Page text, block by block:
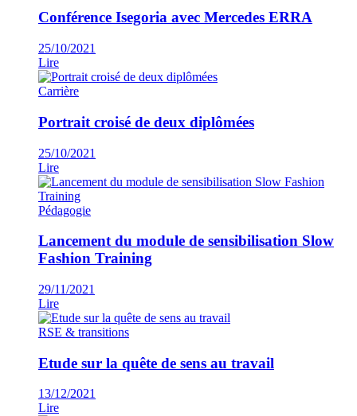
Conférence Isegoria avec Mercedes ERRA
25/10/2021
Lire
Carrière
Portrait croisé de deux diplômées
25/10/2021
Lire
Pédagogie
Lancement du module de sensibilisation Slow
Fashion Training
29/11/2021
Lire
RSE & transitions
Etude sur la quête de sens au travail
13/12/2021
Lire